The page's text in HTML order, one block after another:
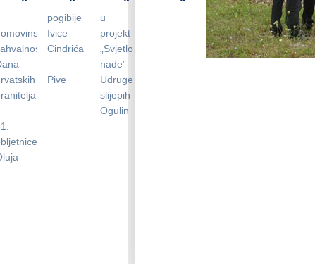
pogibije
Ivice
Cindrića
–
Pive
u
projekt
„Svjetlo
nade”
Udruge
slijepih
Ogulin